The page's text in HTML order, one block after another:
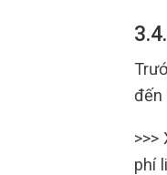
đến
>>>
phí